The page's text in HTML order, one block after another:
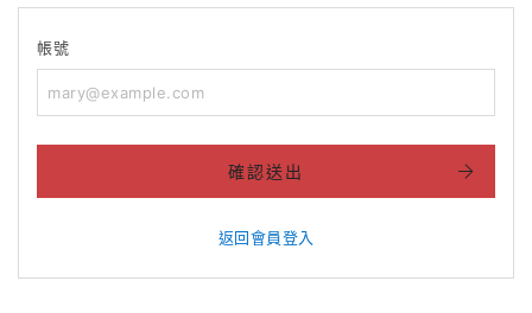
帳號
確認送出
返回會員登入